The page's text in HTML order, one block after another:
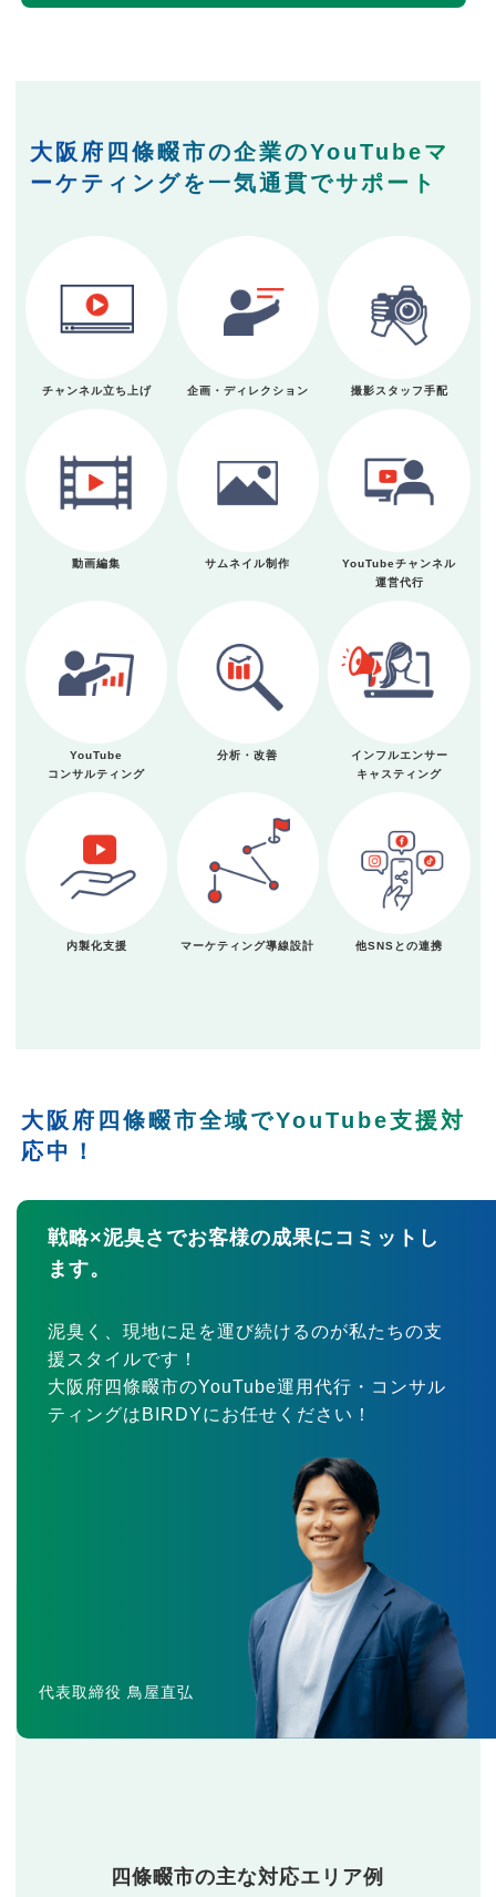
大阪府四條畷市の企業のYouTubeマ
ーケティングを一気通貫でサポート
チャンネル立ち上げ 企画・ディレクション 撮影スタッフ手配
動画編集 サムネイル制作
YouTubeチャンネル
運営代行
YouTube
コンサルティング
分析・改善
インフルエンサー
キャスティング
内製化支援 マーケティング導線設計 他SNSとの連携
大阪府四條畷市全域でYouTube支援対
応中！
戦略×泥臭さでお客様の成果にコミットし
ます。
泥臭く、現地に足を運び続けるのが私たちの支
援スタイルです！
大阪府四條畷市のYouTube運用代行・コンサル
ティングはBIRDYにお任せください！
代表取締役 鳥屋直弘
四條畷市の主な対応エリア例